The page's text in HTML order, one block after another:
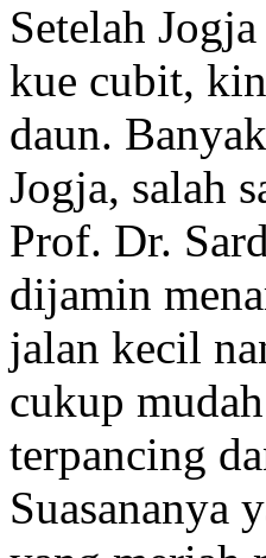
Setelah
kue cubit,
daun.
Jogja, salah
Prof. Dr.
dijamin
jalan kecil
cukup
terpancing
Suasananya